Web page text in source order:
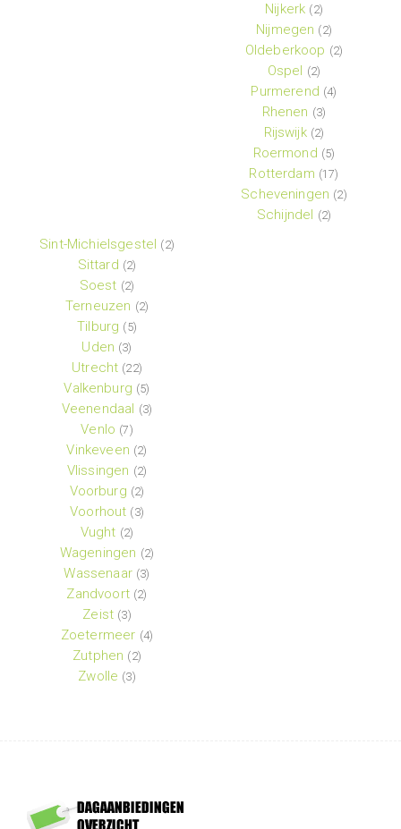
Nijkerk (2)
Nijmegen (2)
Oldeberkoop (2)
Ospel (2)
Purmerend (4)
Rhenen (3)
Rijswijk (2)
Roermond (5)
Rotterdam (17)
Scheveningen (2)
Schijndel (2)
Sint-Michielsgestel (2)
Sittard (2)
Soest (2)
Terneuzen (2)
Tilburg (5)
Uden (3)
Utrecht (22)
Valkenburg (5)
Veenendaal (3)
Venlo (7)
Vinkeveen (2)
Vlissingen (2)
Voorburg (2)
Voorhout (3)
Vught (2)
Wageningen (2)
Wassenaar (3)
Zandvoort (2)
Zeist (3)
Zoetermeer (4)
Zutphen (2)
Zwolle (3)